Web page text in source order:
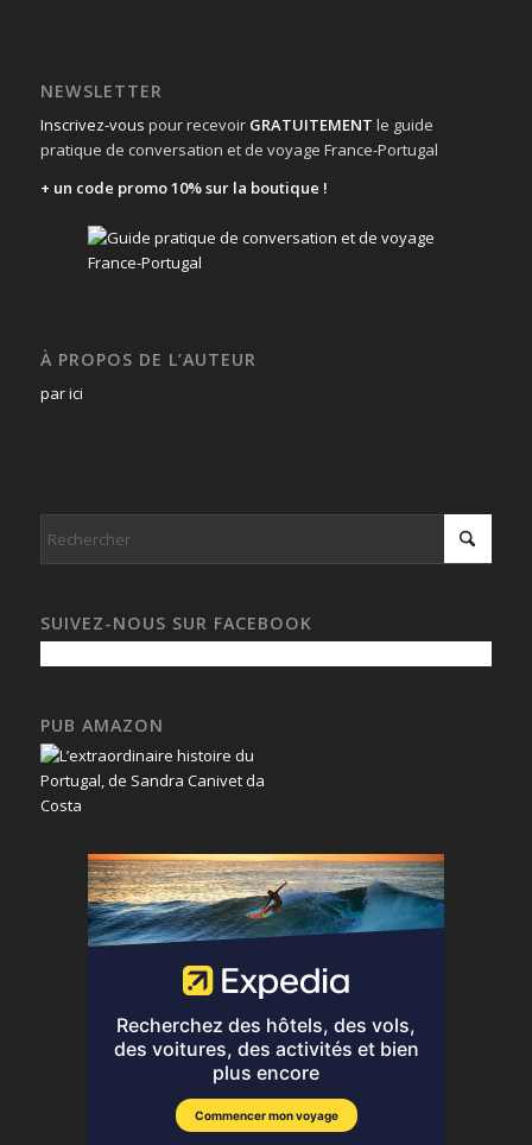
NEWSLETTER
Inscrivez-vous pour recevoir GRATUITEMENT le guide
pratique de conversation et de voyage France-Portugal
+ un code promo 10% sur la boutique !
À PROPOS DE L’AUTEUR
par ici
SUIVEZ-NOUS SUR FACEBOOK
PUB AMAZON